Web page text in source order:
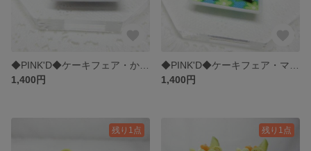
1,400円
1,400円
残り1点 残り1点